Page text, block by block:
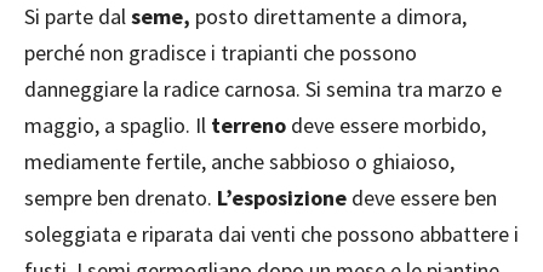
Si parte dalseme, posto direttamente a dimora,
perché non gradisce i trapianti che possono
danneggiare la radice carnosa. Si semina tra marzo e
maggio, a spaglio. Il terreno deve essere morbido,
mediamente fertile, anche sabbioso o ghiaioso,
sempre ben drenato. L’esposizione deve essere ben
soleggiata e riparata dai venti che possono abbattere i